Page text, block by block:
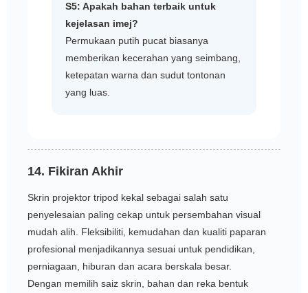
S5: Apakah bahan terbaik untuk
kejelasan imej?
Permukaan putih pucat biasanya
memberikan kecerahan yang seimbang,
ketepatan warna dan sudut tontonan
yang luas.
14. Fikiran Akhir
Skrin projektor tripod kekal sebagai salah satu
penyelesaian paling cekap untuk persembahan visual
mudah alih. Fleksibiliti, kemudahan dan kualiti paparan
profesional menjadikannya sesuai untuk pendidikan,
perniagaan, hiburan dan acara berskala besar.
Dengan memilih saiz skrin, bahan dan reka bentuk